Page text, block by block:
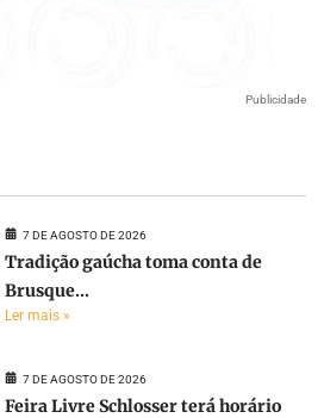
Publicidade
7 DE AGOSTO DE 2026
Tradição gaúcha toma conta de
Brusque...
Ler mais »
7 DE AGOSTO DE 2026
Feira Livre Schlosser terá horário